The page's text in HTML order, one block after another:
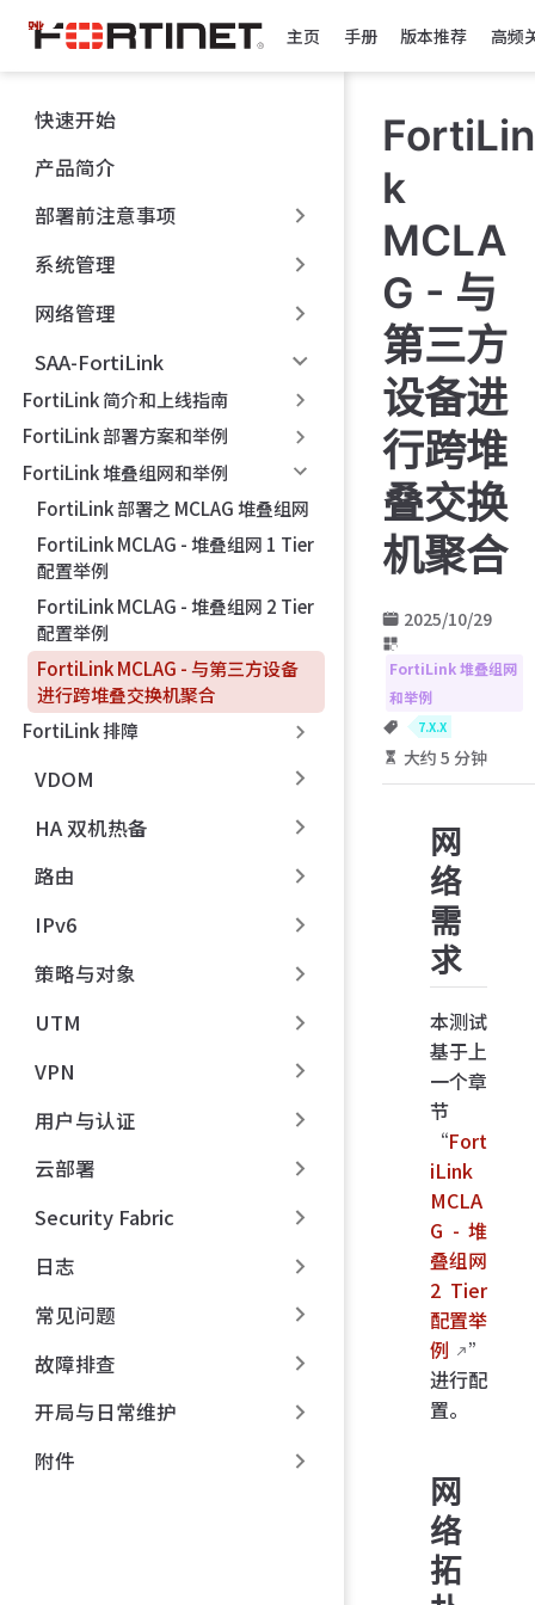
跳
至
主
內
容
主页 手册 版本推荐 高频
快速开始
产品简介
部署前注意事项
系统管理
网络管理
SAA-FortiLink
FortiLink 简介和上线指南
FortiLink 部署方案和举例
FortiLink 堆叠组网和举例
FortiLink 部署之 MCLAG 堆叠组网
FortiLink MCLAG - 堆叠组网 1 Tier
配置举例
FortiLink MCLAG - 堆叠组网 2 Tier
配置举例
FortiLink MCLAG - 与第三方设备
进行跨堆叠交换机聚合
FortiLink 排障
VDOM
HA 双机热备
路由
IPv6
策略与对象
UTM
VPN
用户与认证
云部署
Security Fabric
日志
常见问题
故障排查
开局与日常维护
附件
FortiLin
k
MCLA
G - 与
第三方
设备进
行跨堆
叠交换
机聚合
2025/10/29
FortiLink 堆叠组网
和举例
7.X.X
大约 5 分钟
网
络
需
求
本测试
基于上
一个章
节
“Fort
iLink
MCLA
G - 堆
叠组网
2 Tier
配置举
例
”
进行配
置。
网
络
拓